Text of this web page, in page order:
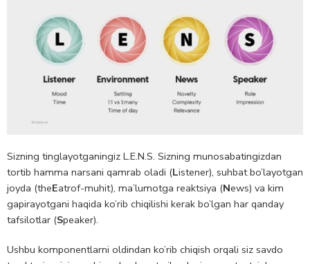
Sizning tinglayotganingiz L.E.N.S. Sizning munosabatingizdan
tortib hamma narsani qamrab oladi (Listener), suhbat bo’layotgan
joyda (theEatrof-muhit), ma’lumotga reaktsiya (News) va kim
gapirayotgani haqida ko’rib chiqilishi kerak bo’lgan har qanday
tafsilotlar (Speaker).
Ushbu komponentlarni oldindan ko’rib chiqish orqali siz savdo